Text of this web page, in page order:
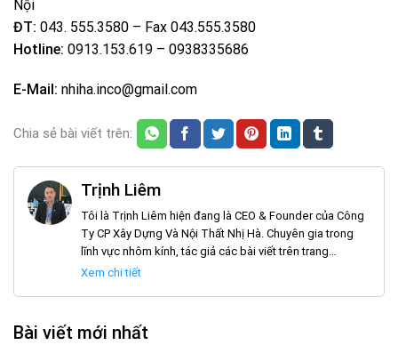
Nội
ĐT: 043. 555.3580 – Fax 043.555.3580
Hotline: 0913.153.619 – 0938335686
E-Mail: nhiha.inco@gmail.com
Chia sẻ bài viết trên:
Trịnh Liêm
Tôi là Trịnh Liêm hiện đang là CEO & Founder của Công
Ty CP Xây Dựng Và Nội Thất Nhị Hà. Chuyên gia trong
lĩnh vực nhôm kính, tác giả các bài viết trên trang
noithatnhiha.com
Xem chi tiết
Bài viết mới nhất